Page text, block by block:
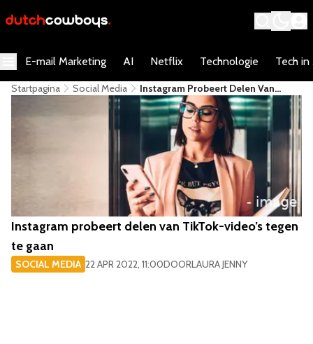
E-mail Marketing AI Netflix Technologie Tech in
Startpagina Social Media
​Instagram Probeert Delen Van
TikTok-Video’s Tegen Te Gaan
​Instagram probeert delen van TikTok-video’s tegen
te gaan
SOCIAL MEDIA 22 APR 2022, 11:00DOORLAURA JENNY